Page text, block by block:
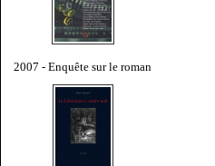
2007 - Enquête sur le roman